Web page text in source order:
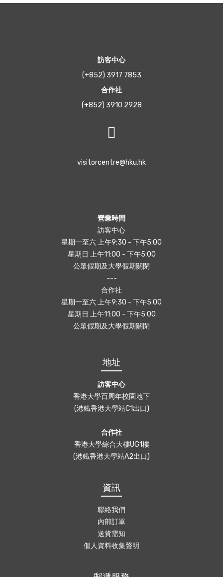
訪客中心
(+852) 3917 7853
合作社
(+852) 3910 2928
visitorcentre@hku.hk
營業時間
訪客中心
星期一至六 上午9:30 - 下午5:00
星期日 上午11:00 - 下午5:00
公眾假期及大學假期關閉
---
合作社
星期一至六 上午9:30 - 下午5:00
星期日 上午11:00 - 下午5:00
公眾假期及大學假期關閉
地址
訪客中心
香港大學百周年校園地下
(港鐵香港大學站C1出口)
合作社
香港大學綜合大樓UG1樓
(港鐵香港大學站A2出口)
資訊
聯絡我們
內部訂單
送貨需知
個人資料收集聲明